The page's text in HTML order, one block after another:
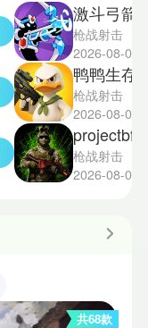
激斗弓箭
枪战射击
2026-08-06
枪战射击
2026-08-06
枪战射击
2026-08-06
共68款